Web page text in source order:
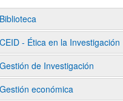
Biblioteca
CEID - Ética en la Investigación
Gestión de Investigación
Gestión económica